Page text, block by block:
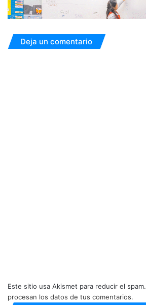
Deja un comentario
Este sitio usa Akismet para reducir el spam.
procesan los datos de tus comentarios.